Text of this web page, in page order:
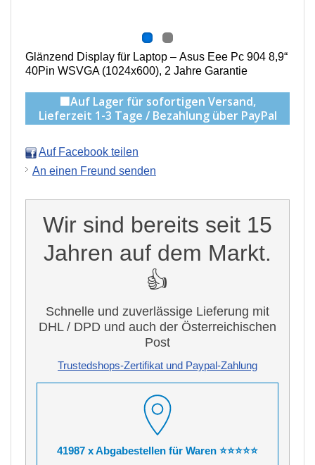
Glänzend Display für Laptop – Asus Eee Pc 904 8,9“
40Pin WSVGA (1024x600), 2 Jahre Garantie
🟩Auf Lager für sofortigen Versand,
Lieferzeit 1-3 Tage / Bezahlung über PayPal
Auf Facebook teilen
An einen Freund senden
Wir sind bereits seit 15
Jahren auf dem Markt.
👍
Schnelle und zuverlässige Lieferung mit
DHL / DPD und auch der Österreichischen
Post
Trustedshops-Zertifikat und Paypal-Zahlung
41987 x Abgabestellen für Waren ⭐⭐⭐⭐⭐